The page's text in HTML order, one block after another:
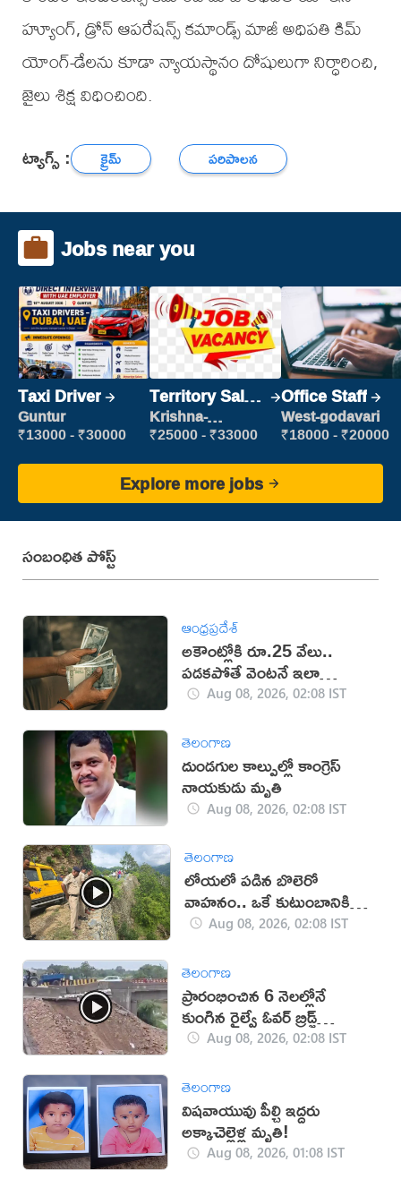
హ్యూంగ్, డ్రోన్ ఆపరేషన్స్ కమాండ్స్ మాజీ అధిపతి కిమ్
యోంగ్-డేలను కూడా న్యాయస్థానం దోషులుగా నిర్ధారించి,
జైలు శిక్ష విధించింది.
ట్యాగ్స్ : క్రైమ్ పరిపాలన
Jobs near you
Taxi Driver
Guntur
₹13000 - ₹30000
Territory Sales
Manager
Krishna-
vijayawada
₹25000 - ₹33000
Office Staff
West-godavari
₹18000 - ₹20000
Explore more jobs
సంబంధిత పోస్ట్
ఆంధ్రప్రదేశ్
అకౌంట్లోకి రూ.25 వేలు..
పడకపోతే వెంటనే ఇలా
చేయండి!
Aug 08, 2026, 02:08 IST
తెలంగాణ
దుండగుల కాల్పుల్లో కాంగ్రెస్
నాయకుడు మృతి
Aug 08, 2026, 02:08 IST
తెలంగాణ
లోయలో పడిన బొలెరో
వాహనం.. ఒకే కుటుంబానికి
చెందిన ఆరుగురు మృతి
Aug 08, 2026, 02:08 IST
తెలంగాణ
ప్రారంభించిన 6 నెలల్లోనే
కుంగిన రైల్వే ఓవర్‌ బ్రిడ్జ్
(VIDEO)
Aug 08, 2026, 02:08 IST
తెలంగాణ
విషవాయువు పీల్చి ఇద్దరు
అక్కాచెల్లెళ్ల మృతి!
Aug 08, 2026, 01:08 IST